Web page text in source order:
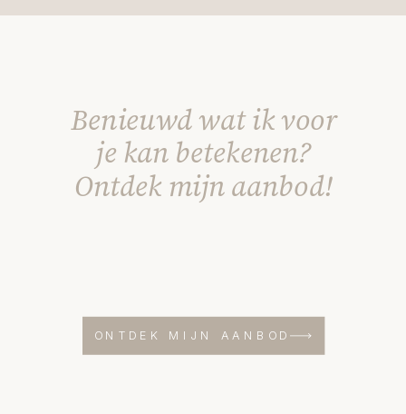
ONTDEK MIJN AANBOD
Benieuwd wat ik voor
je kan betekenen?
Ontdek mijn aanbod!